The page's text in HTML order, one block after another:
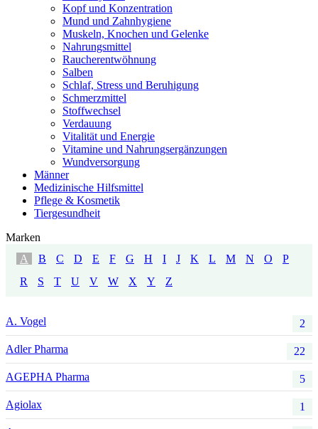
Kopf und Konzentration
Mund und Zahnhygiene
Muskeln, Knochen und Gelenke
Nahrungsmittel
Raucherentwöhnung
Salben
Schlaf, Stress und Beruhigung
Schmerzmittel
Stoffwechsel
Verdauung
Vitalität und Energie
Vitamine und Nahrungsergänzungen
Wundversorgung
Männer
Medizinische Hilfsmittel
Pflege & Kosmetik
Tiergesundheit
Marken
A
B C D E F G H I J K L M N O
P
R
S T U V W X Y Z
A. Vogel 2
Adler Pharma 22
AGEPHA Pharma 5
Agiolax 1